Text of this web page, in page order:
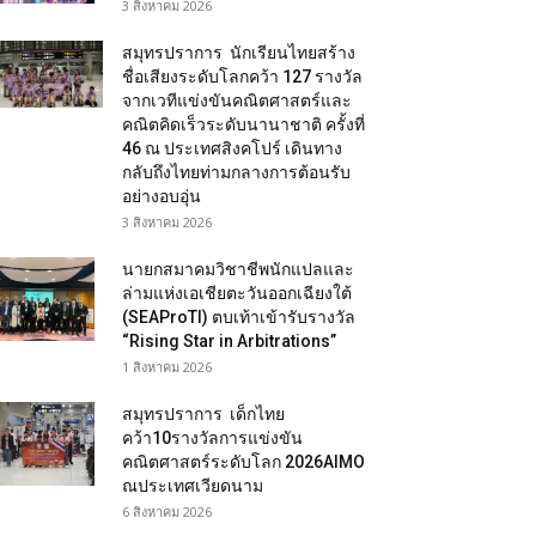
3 สิงหาคม 2026
สมุทรปราการ นักเรียนไทยสร้าง
ชื่อเสียงระดับโลกคว้า 127 รางวัล
จากเวทีแข่งขันคณิตศาสตร์และ
คณิตคิดเร็วระดับนานาชาติ ครั้งที่
46 ณ ประเทศสิงคโปร์ เดินทาง
กลับถึงไทยท่ามกลางการต้อนรับ
อย่างอบอุ่น
3 สิงหาคม 2026
นายกสมาคมวิชาชีพนักแปลและ
ล่ามแห่งเอเชียตะวันออกเฉียงใต้
(SEAProTI) ตบเท้าเข้ารับรางวัล
“Rising Star in Arbitrations”
1 สิงหาคม 2026
สมุทรปราการ เด็กไทย
คว้า10รางวัลการแข่งขัน
คณิตศาสตร์ระดับโลก 2026AIMO
ณประเทศเวียดนาม
6 สิงหาคม 2026